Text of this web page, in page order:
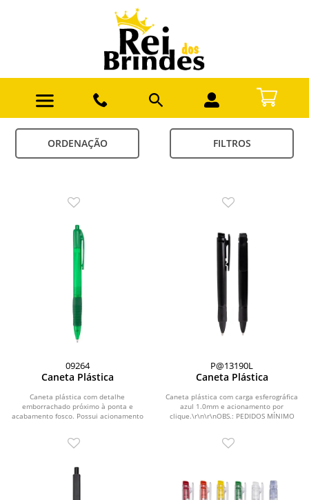
ORDENAÇÃO FILTROS
09264
Caneta Plástica
Caneta plástica com detalhe
emborrachado próximo à ponta e
acabamento fosco. Possui acionamento
P@13190L
Caneta Plástica
Caneta plástica com carga esferográfica
azul 1.0mm e acionamento por
clique.\r\n\r\nOBS.: PEDIDOS MÍNIMO